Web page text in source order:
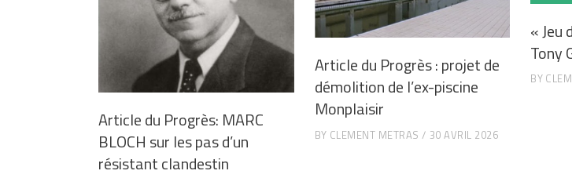
Article du Progrès: MARC
BLOCH sur les pas d’un
résistant clandestin
Article du Progrès : projet de
démolition de l’ex-piscine
Monplaisir
BY CLEMENT METRAS 30 AVRIL 2026
« Jeu
Tony
BY